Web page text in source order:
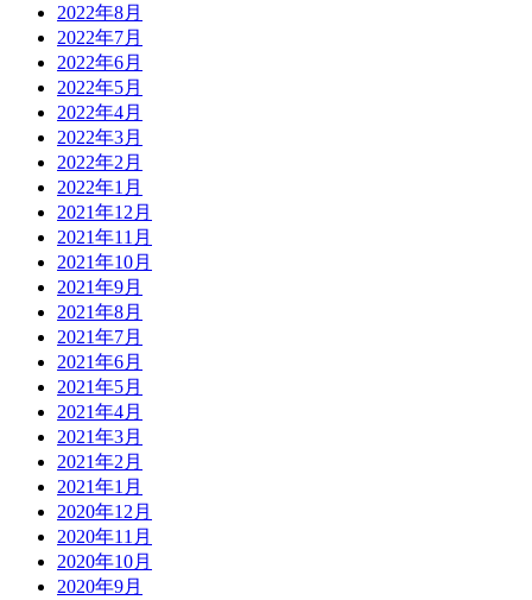
2022年8月
2022年7月
2022年6月
2022年5月
2022年4月
2022年3月
2022年2月
2022年1月
2021年12月
2021年11月
2021年10月
2021年9月
2021年8月
2021年7月
2021年6月
2021年5月
2021年4月
2021年3月
2021年2月
2021年1月
2020年12月
2020年11月
2020年10月
2020年9月